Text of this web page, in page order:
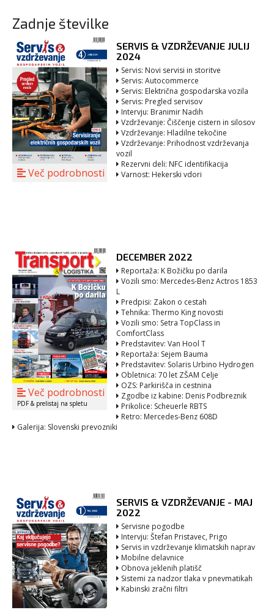
Zadnje številke
Več podrobnosti
SERVIS & VZDRŽEVANJE JULIJ
2024
Servis: Novi servisi in storitve
Servis: Autocommerce
Servis: Električna gospodarska vozila
Servis: Pregled servisov
Intervju: Branimir Nadih
Vzdrževanje: Čiščenje cistern in silosov
Vzdrževanje: Hladilne tekočine
Vzdrževanje: Prihodnost vzdrževanja
vozil
Rezervni deli: NFC identifikacija
Varnost: Hekerski vdori
Več podrobnosti
PDF & prelistaj na spletu
DECEMBER 2022
Reportaža: K Božičku po darila
Vozili smo: Mercedes-Benz Actros 1853
L
Predpisi: Zakon o cestah
Tehnika: Thermo King novosti
Vozili smo: Setra TopClass in
ComfortClass
Predstavitev: Van Hool T
Reportaža: Sejem Bauma
Predstavitev: Solaris Urbino Hydrogen
Obletnica: 70 let ZŠAM Celje
OZS: Parkirišča in cestnina
Zgodbe iz kabine: Denis Podbreznik
Prikolice: Scheuerle RBTS
Retro: Mercedes-Benz 608D
Galerija: Slovenski prevozniki
SERVIS & VZDRŽEVANJE - MAJ
2022
Servisne pogodbe
Intervju: Štefan Pristavec, Prigo
Servis in vzdrževanje klimatskih naprav
Mobilne delavnice
Obnova jeklenih platišč
Sistemi za nadzor tlaka v pnevmatikah
Kabinski zračni filtri